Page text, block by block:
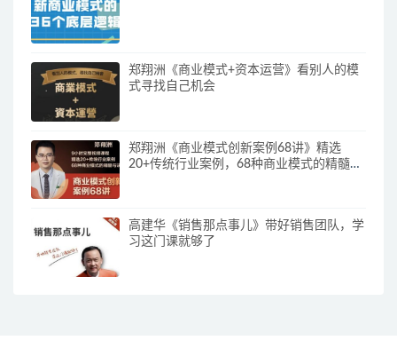
郑翔洲《商业模式+资本运营》看别人的模
式寻找自己机会
郑翔洲《商业模式创新案例68讲》精选
20+传统行业案例，68种商业模式的精髓与
高建华《销售那点事儿》带好销售团队，学
习这门课就够了